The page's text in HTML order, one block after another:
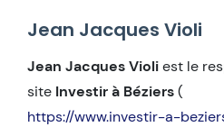
Jean Jacques Violi
Jean Jacques Violiest le
site Investir à Béziers(
https://www.investir-a-